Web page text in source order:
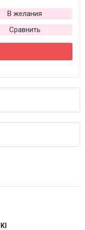
В желания
Сравнить